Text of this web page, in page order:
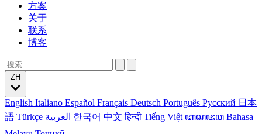
方案
关于
联系
博客
English Italiano Español Français Deutsch Português Русский 日本
語 Türkçe 한국어 中文हिन्दी Tiếng Việt ꦧꦱꦗꦮ Bahasa